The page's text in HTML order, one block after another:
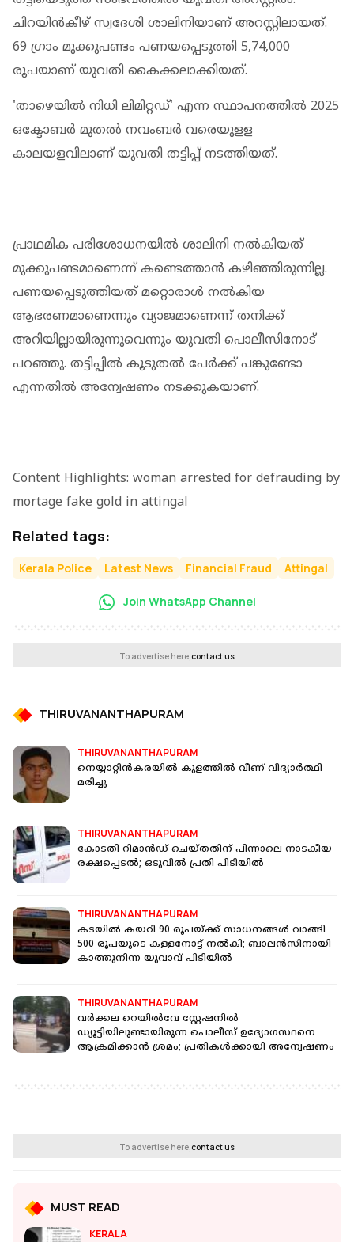
ചിറയിന്‍കീഴ് സ്വദേശി ശാലിനിയാണ് അറസ്റ്റിലായത്.
69 ഗ്രാം മുക്കുപണ്ടം പണയപ്പെടുത്തി 5,74,000
രൂപയാണ് യുവതി കൈക്കലാക്കിയത്.
'താഴെയില്‍ നിധി ലിമിറ്റഡ്' എന്ന സ്ഥാപനത്തില്‍ 2025
ഒക്ടോബര്‍ മുതല്‍ നവംബര്‍ വരെയുളള
കാലയളവിലാണ് യുവതി തട്ടിപ്പ് നടത്തിയത്.
പ്രാഥമിക പരിശോധനയിൽ ശാലിനി നൽകിയത്
മുക്കുപണ്ടമാണെന്ന് കണ്ടെത്താൻ കഴിഞ്ഞിരുന്നില്ല.
പണയപ്പെടുത്തിയത് മറ്റൊരാള്‍ നല്‍കിയ
ആഭരണമാണെന്നും വ്യാജമാണെന്ന് തനിക്ക്
അറിയില്ലായിരുന്നുവെന്നും യുവതി പൊലീസിനോട്
പറഞ്ഞു. തട്ടിപ്പില്‍ കൂടുതല്‍ പേര്‍ക്ക് പങ്കുണ്ടോ
എന്നതില്‍ അന്വേഷണം നടക്കുകയാണ്.
Content Highlights: woman arrested for defrauding by
mortage fake gold in attingal
Related tags:
Kerala Police Latest News Financial Fraud Attingal
Join WhatsApp Channel
To advertise here,contact us
THIRUVANANTHAPURAM
THIRUVANANTHAPURAM
നെയ്യാറ്റിൻകരയിൽ കുളത്തില്‍ വീണ് വിദ്യാര്‍ത്ഥി
മരിച്ചു
THIRUVANANTHAPURAM
കോടതി റിമാന്‍ഡ് ചെയ്തതിന് പിന്നാലെ നാടകീയ
രക്ഷപ്പെടല്‍; ഒടുവില്‍ പ്രതി പിടിയില്‍
THIRUVANANTHAPURAM
കടയിൽ കയറി 90 രൂപയ്ക്ക് സാധനങ്ങൾ വാങ്ങി
500 രൂപയുടെ കള്ളനോട്ട് നൽകി; ബാലൻസിനായി
കാത്തുനിന്ന യുവാവ് പിടിയിൽ
THIRUVANANTHAPURAM
വർക്കല റെയിൽവേ സ്റ്റേഷനിൽ
ഡ്യൂട്ടിയിലുണ്ടായിരുന്ന പൊലീസ് ഉദ്യോഗസ്ഥനെ
ആക്രമിക്കാൻ ശ്രമം; പ്രതികൾക്കായി അന്വേഷണം
To advertise here,contact us
MUST READ
KERALA